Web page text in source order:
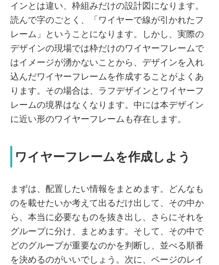
インとは違い、枠組みだけの設計図になります。
読んで字のごとく、「ワイヤーで線が引かれたフ
レーム」ということになります。しかし、実際の
デザインの現場では枠だけのワイヤーフレームで
はイメージが湧かないことから、デザインを入れ
込んだワイヤーフレームを作成することがよくあ
ります。その場合は、ラフデザインとワイヤーフ
レームの境界はなくなります。中には本デザイン
に近い形のワイヤーフレームも存在します。
ワイヤーフレームを作成しよう
まずは、配置したい情報をまとめます。どんなも
のを載せたいか考えて出るだけ出して、その中か
ら、本当に必要なものを抜き出し、さらにそれを
グループに分け、まとめます。そして、その中で
どのグループが重要なのかを判断し、並べる順番
を決めるのがいいでしょう。次に、ページのレイ